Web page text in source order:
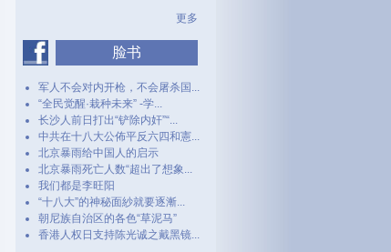
更多
脸书
军人不会对内开枪，不会屠杀国...
“全民觉醒·栽种未来” -学...
长沙人前日打出“铲除内奸”“...
中共在十八大公佈平反六四和憲...
北京暴雨给中国人的启示
北京暴雨死亡人数“超出了想象...
我们都是李旺阳
“十八大”的神秘面紗就要逐漸...
朝尼族自治区的各色“草泥马”
香港人权日支持陈光诚之戴黑镜...